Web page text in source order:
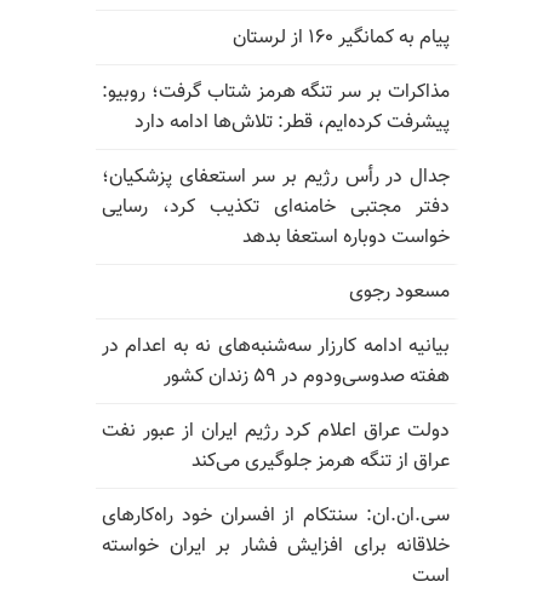
پیام به کمانگیر ۱۶۰ از لرستان
مذاکرات بر سر تنگه هرمز شتاب گرفت؛ روبیو:
پیشرفت کرده‌ایم، قطر: تلاش‌ها ادامه دارد
جدال در رأس رژیم بر سر استعفای پزشکیان؛
دفتر مجتبی خامنه‌ای تکذیب کرد، رسایی
خواست دوباره استعفا بدهد
مسعود رجوی
بیانیه ادامه کارزار سه‌شنبه‌های نه به اعدام در
هفته صدوسی‌و‌دوم در ۵۹ زندان کشور
دولت عراق اعلام کرد رژیم ایران از عبور نفت
عراق از تنگه هرمز جلوگیری می‌کند
سی.ان.ان: سنتکام از افسران خود راه‌کارهای
خلاقانه برای افزایش فشار بر ایران خواسته
است